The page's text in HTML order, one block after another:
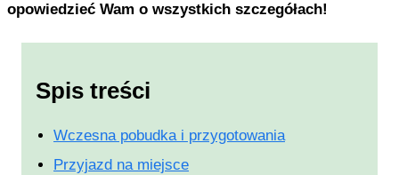
opowiedzieć Wam o wszystkich szczegółach!
Spis treści
Wczesna pobudka i przygotowania
Przyjazd na miejsce